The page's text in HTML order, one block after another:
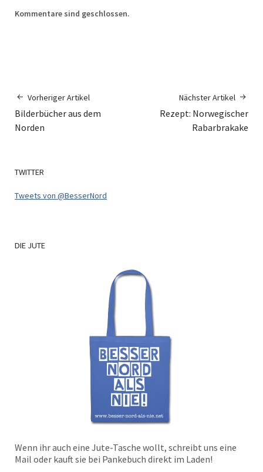
Kommentare sind geschlossen.
Vorheriger Artikel
Bilderbücher aus dem
Norden
Nächster Artikel
Rezept: Norwegischer
Rabarbrakake
TWITTER
Tweets von @BesserNord
DIE JUTE
Wenn ihr auch eine Jute-Tasche wollt, schreibt uns eine
Mail oder kauft sie bei Pankebuch direkt im Laden!